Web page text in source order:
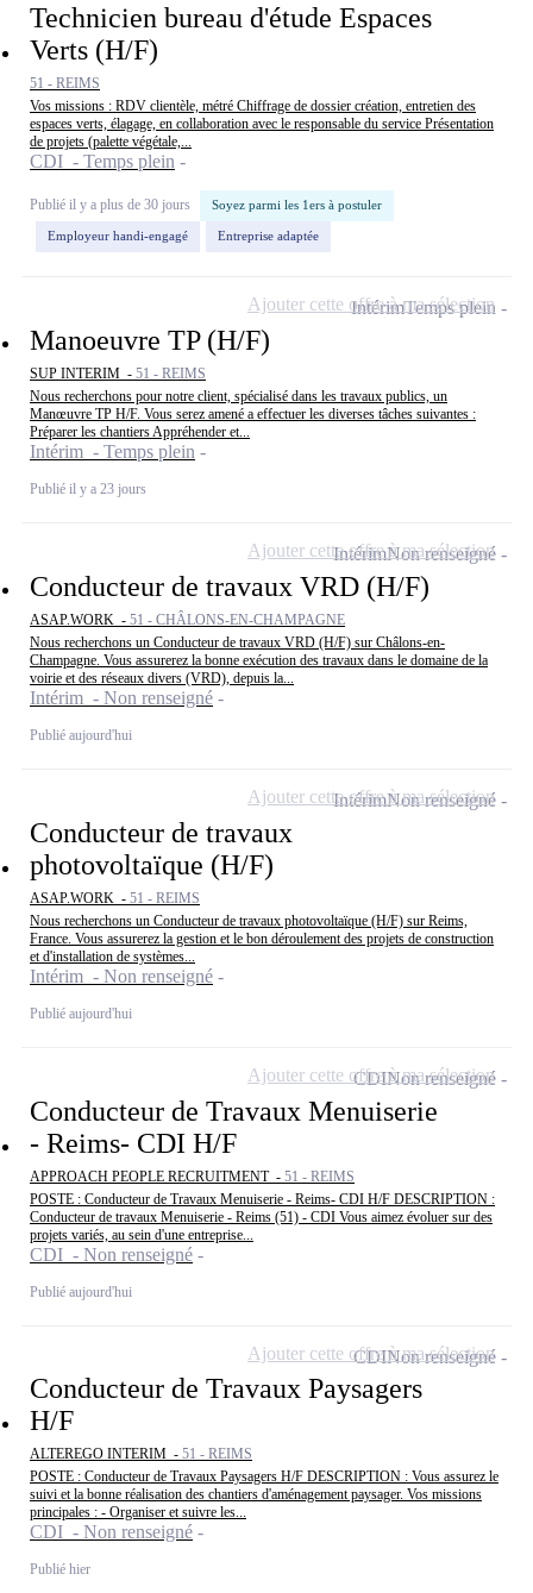
Technicien bureau d'étude Espaces
Verts (H/F)
51 - REIMS
Vos missions : RDV clientèle, métré Chiffrage de dossier création, entretien des
espaces verts, élagage, en collaboration avec le responsable du service Présentation
de projets (palette végétale,...
CDI - Temps plein
Publié il y a plus de 30 jours Soyez parmi les 1ers à postuler
Employeur handi-engagé Entreprise adaptée
Manoeuvre TP (H/F)
SUP INTERIM - 51 - REIMS
Nous recherchons pour notre client, spécialisé dans les travaux publics, un
Manœuvre TP H/F. Vous serez amené a effectuer les diverses tâches suivantes :
Préparer les chantiers Appréhender et...
Intérim - Temps plein
Publié il y a 23 jours
IntérimTemps plein
Ajouter cette offre à ma sélection
Conducteur de travaux VRD (H/F)
ASAP.WORK - 51 - CHÂLONS-EN-CHAMPAGNE
Nous recherchons un Conducteur de travaux VRD (H/F) sur Châlons-en-
Champagne. Vous assurerez la bonne exécution des travaux dans le domaine de la
voirie et des réseaux divers (VRD), depuis la...
Intérim - Non renseigné
Publié aujourd'hui
IntérimNon renseigné
Ajouter cette offre à ma sélection
Conducteur de travaux
photovoltaïque (H/F)
ASAP.WORK - 51 - REIMS
Nous recherchons un Conducteur de travaux photovoltaïque (H/F) sur Reims,
France. Vous assurerez la gestion et le bon déroulement des projets de construction
et d'installation de systèmes...
Intérim - Non renseigné
Publié aujourd'hui
IntérimNon renseigné
Ajouter cette offre à ma sélection
Conducteur de Travaux Menuiserie
- Reims- CDI H/F
APPROACH PEOPLE RECRUITMENT - 51 - REIMS
POSTE : Conducteur de Travaux Menuiserie - Reims- CDI H/F DESCRIPTION :
Conducteur de travaux Menuiserie - Reims (51) - CDI Vous aimez évoluer sur des
projets variés, au sein d'une entreprise...
CDI - Non renseigné
Publié aujourd'hui
CDINon renseigné
Ajouter cette offre à ma sélection
Conducteur de Travaux Paysagers
H/F
ALTEREGO INTERIM - 51 - REIMS
POSTE : Conducteur de Travaux Paysagers H/F DESCRIPTION : Vous assurez le
suivi et la bonne réalisation des chantiers d'aménagement paysager. Vos missions
principales : - Organiser et suivre les...
CDI - Non renseigné
Publié hier
CDINon renseigné
Ajouter cette offre à ma sélection